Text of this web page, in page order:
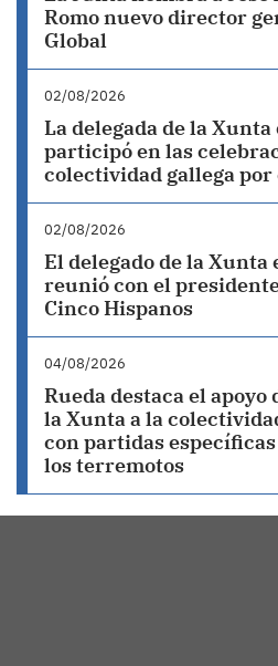
Romo nuevo director
Global
02/08/2026
La delegada de la
participó en las
colectividad gallega por
02/08/2026
El delegado de la Xunta
reunió con el
Cinco Hispanos
04/08/2026
Rueda destaca el apoyo
la Xunta a la
con partidas
los terremotos